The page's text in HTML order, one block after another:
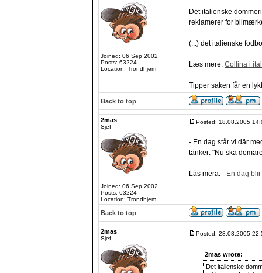
Joined: 06 Sep 2002
Posts: 63224
Location: Trondhjem
Det italienske
reklamerer for
(...) det italienske
Læs mere: Collina i
Tipper saken får en
Back to top
2mas
Sjef
Joined: 06 Sep 2002
Posts: 63224
Location: Trondhjem
Posted: 18.08.2005
- En dag står vi där
tänker: "Nu ska
Läs mera: - En dag
Back to top
2mas
Sjef
Posted: 28.08.2005
2mas wrote:
Det italienske